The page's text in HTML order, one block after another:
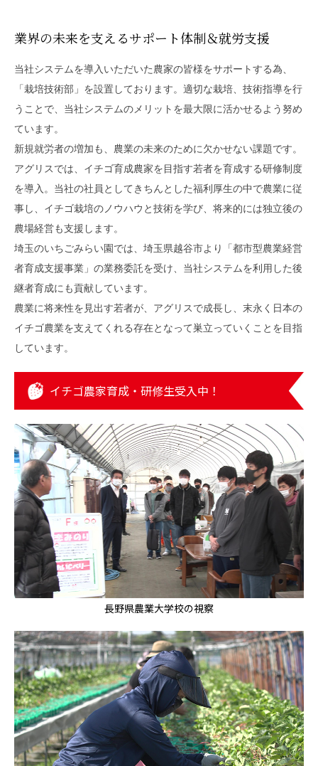
業界の未来を支えるサポート体制＆就労支援
当社システムを導入いただいた農家の皆様をサポートする為、
「栽培技術部」を設置しております。適切な栽培、技術指導を行
うことで、当社システムのメリットを最大限に活かせるよう努め
ています。
新規就労者の増加も、農業の未来のために欠かせない課題です。
アグリスでは、イチゴ育成農家を目指す若者を育成する研修制度
を導入。当社の社員としてきちんとした福利厚生の中で農業に従
事し、イチゴ栽培のノウハウと技術を学び、将来的には独立後の
農場経営も支援します。
埼玉のいちごみらい園では、埼玉県越谷市より「都市型農業経営
者育成支援事業」の業務委託を受け、当社システムを利用した後
継者育成にも貢献しています。
農業に将来性を見出す若者が、アグリスで成長し、末永く日本の
イチゴ農業を支えてくれる存在となって巣立っていくことを目指
しています。
イチゴ農家育成・研修生受入中！
長野県農業大学校の視察